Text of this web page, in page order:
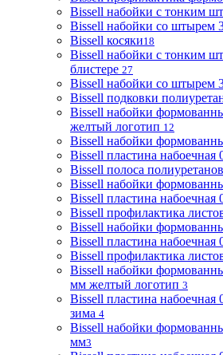
Bissell набойки с тонким
Bissell набойки со штырем
Bissell косяки18
Bissell набойки с тонким
блистере 27
Bissell набойки со штырем
Bissell подковки
Bissell набойки
желтый логотип 12
Bissell набойки
Bissell пластина набоечная
Bissell полоса
Bissell набойки
Bissell пластина набоечная
Bissell профилактика
Bissell набойки
Bissell пластина набоечная
Bissell профилактика
Bissell набойки
мм желтый логотип 3
Bissell пластина набоечная
зима 4
Bissell набойки
мм3